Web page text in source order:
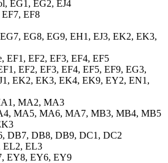
EG1, EG2, EJ4
EF8
EG7, EG8, EG9, EH1, EJ3, EK2, EK3,
EF1, EF2, EF3, EF4, EF5
EF2, EF3, EF4, EF5, EF9, EG3,
EK2, EK3, EK4, EK9, EY2, EN1,
MA2, MA3
MA5, MA6, MA7, MB3, MB4, MB5
DB7, DB8, DB9, DC1, DC2
EL2, EL3
EY8, EY6, EY9